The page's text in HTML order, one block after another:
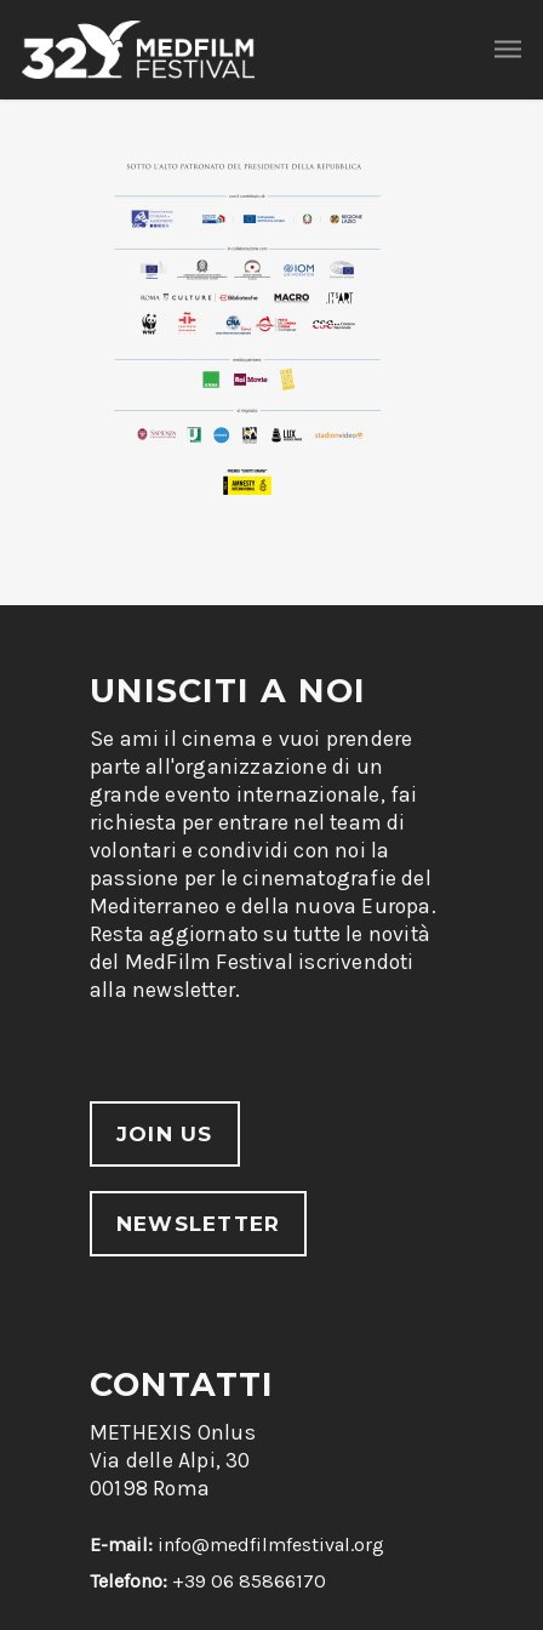
UNISCITI A NOI
Se ami il cinema e vuoi prendere
parte all'organizzazione di un
grande evento internazionale, fai
richiesta per entrare nel team di
volontari e condividi con noi la
passione per le cinematografie del
Mediterraneo e della nuova Europa.
Resta aggiornato su tutte le novità
del MedFilm Festival iscrivendoti
alla newsletter.
JOIN US
NEWSLETTER
CONTATTI
METHEXIS Onlus
Via delle Alpi, 30
00198 Roma
E-mail: info@medfilmfestival.org
Telefono: +39 06 85866170